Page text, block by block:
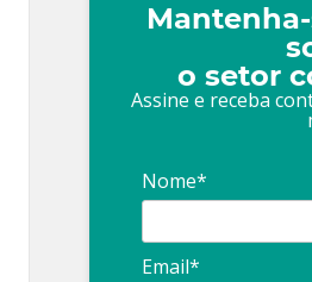
o setor
Assine e receba
Nome*
Email*